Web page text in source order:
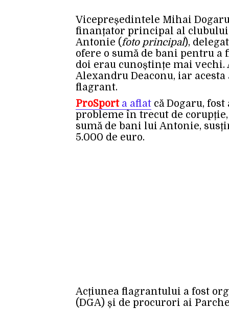
Vicepreședintele Mihai
finanțator principal al
Antonie (foto principal),
ofere o sumă de bani pentru a
doi erau cunoștințe mai
Alexandru Deaconu, iar
flagrant.
ProSport a aflat că Dogaru,
probleme în trecut de
sumă de bani lui Antonie,
5.000 de euro.
Acțiunea flagrantului a fost
(DGA) și de procurori ai